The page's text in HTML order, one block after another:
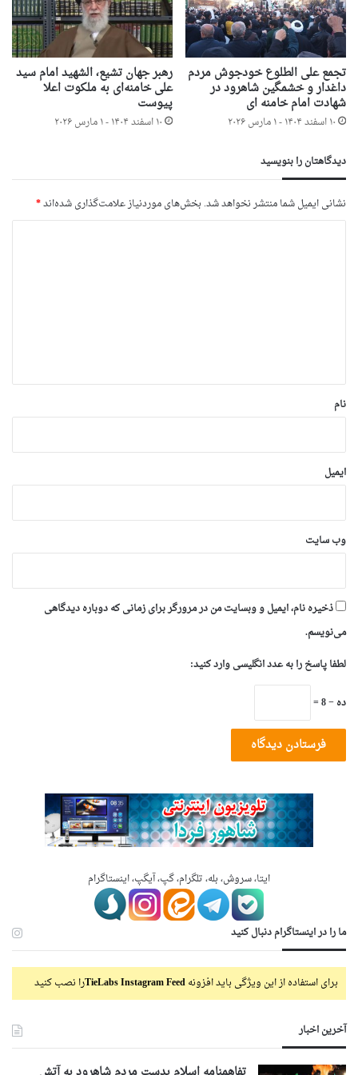
تجمع علی الطلوع خودجوش مردم
داغدار و خشمگین شاهرود در
شهادت امام خامنه ای
۱۰ اسفند ۱۴۰۴ - ۱ مارس ۲۰۲۶
رهبر جهان تشیع، الشهید امام سید
علی خامنه‌ای به ملکوت اعلا
پیوست
۱۰ اسفند ۱۴۰۴ - ۱ مارس ۲۰۲۶
دیدگاهتان را بنویسید
نشانی ایمیل شما منتشر نخواهد شد.بخش‌های موردنیاز علامت‌گذاری شده‌اند*
نام
ایمیل
وب‌ سایت
ذخیره نام، ایمیل و وبسایت من در مرورگر برای زمانی که دوباره دیدگاهی
می‌نویسم.
لطفا پاسخ را به عدد انگلیسی وارد کنید:
ده − 8 =
ایتا، سروش، بله، تلگرام، گپ، آیگپ، اینستاگرام
ما را در اینستاگرام دنبال کنید
برای استفاده از این ویژگی باید افزونهTieLabs Instagram Feedرا نصب کنید
آخرین اخبار